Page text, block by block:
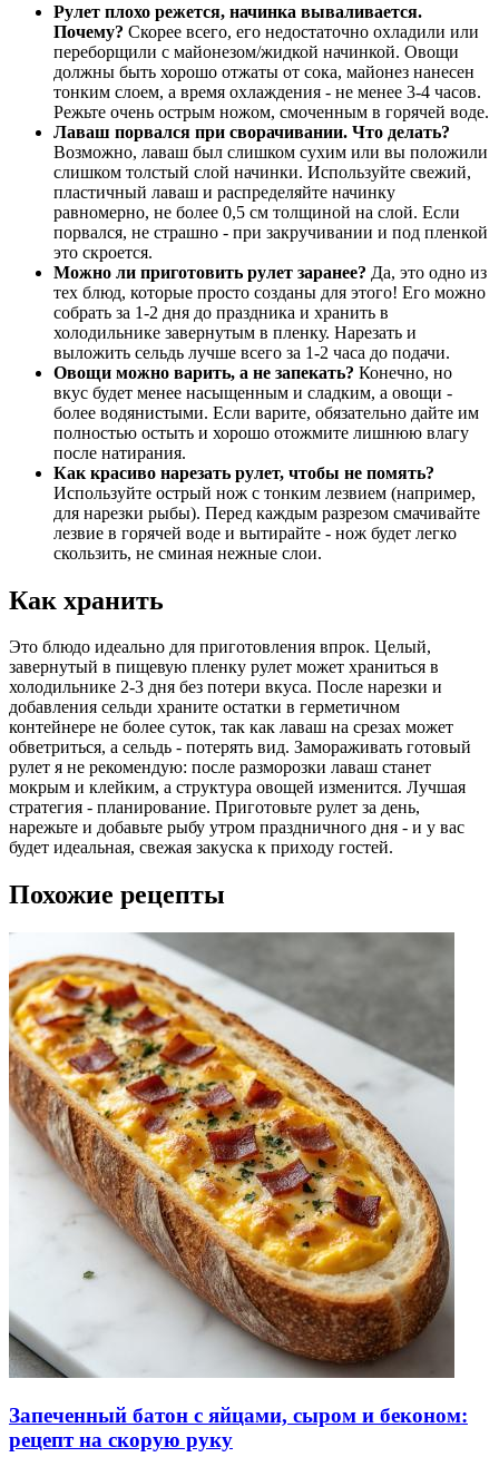
Рулет плохо режется, начинка вываливается.
Почему? Скорее всего, его недостаточно охладили или
переборщили с майонезом/жидкой начинкой. Овощи
должны быть хорошо отжаты от сока, майонез нанесен
тонким слоем, а время охлаждения - не менее 3-4 часов.
Режьте очень острым ножом, смоченным в горячей воде.
Лаваш порвался при сворачивании. Что делать?
Возможно, лаваш был слишком сухим или вы положили
слишком толстый слой начинки. Используйте свежий,
пластичный лаваш и распределяйте начинку
равномерно, не более 0,5 см толщиной на слой. Если
порвался, не страшно - при закручивании и под пленкой
это скроется.
Можно ли приготовить рулет заранее? Да, это одно из
тех блюд, которые просто созданы для этого! Его можно
собрать за 1-2 дня до праздника и хранить в
холодильнике завернутым в пленку. Нарезать и
выложить сельдь лучше всего за 1-2 часа до подачи.
Овощи можно варить, а не запекать? Конечно, но
вкус будет менее насыщенным и сладким, а овощи -
более водянистыми. Если варите, обязательно дайте им
полностью остыть и хорошо отожмите лишнюю влагу
после натирания.
Как красиво нарезать рулет, чтобы не помять?
Используйте острый нож с тонким лезвием (например,
для нарезки рыбы). Перед каждым разрезом смачивайте
лезвие в горячей воде и вытирайте - нож будет легко
скользить, не сминая нежные слои.
Как хранить
Это блюдо идеально для приготовления впрок. Целый,
завернутый в пищевую пленку рулет может храниться в
холодильнике 2-3 дня без потери вкуса. После нарезки и
добавления сельди храните остатки в герметичном
контейнере не более суток, так как лаваш на срезах может
обветриться, а сельдь - потерять вид. Замораживать готовый
рулет я не рекомендую: после разморозки лаваш станет
мокрым и клейким, а структура овощей изменится. Лучшая
стратегия - планирование. Приготовьте рулет за день,
нарежьте и добавьте рыбу утром праздничного дня - и у вас
будет идеальная, свежая закуска к приходу гостей.
Похожие рецепты
Запеченный батон с яйцами, сыром и беконом:
рецепт на скорую руку